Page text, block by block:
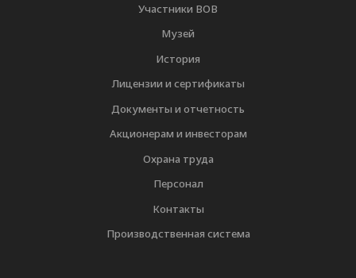
Участники ВОВ
Музей
История
Лицензии и сертификаты
Документы и отчетность
Акционерам и инвесторам
Охрана труда
Персонал
Контакты
Производственная система